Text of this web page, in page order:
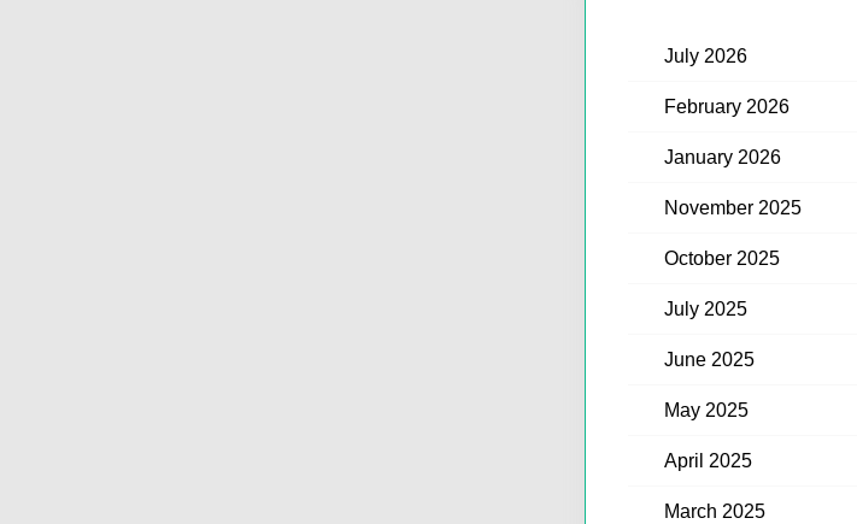
July 2026
February 2026
January 2026
November 2025
October 2025
July 2025
June 2025
May 2025
April 2025
March 2025